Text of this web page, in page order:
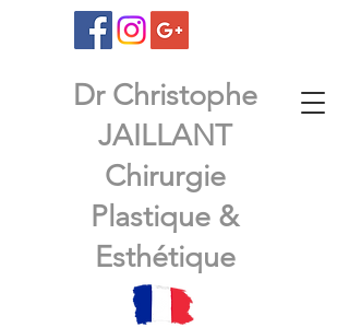
Dr Christophe
JAILLANT
Chirurgie
Plastique &
Esthétique